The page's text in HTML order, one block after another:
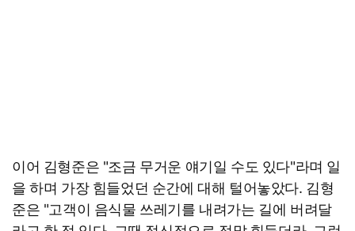
이어 김형준은 "조금 무거운 얘기일 수도 있다"라며 일
을 하며 가장 힘들었던 순간에 대해 털어놓았다. 김형
준은 "고객이 음식물 쓰레기를 내려가는 길에 버려달